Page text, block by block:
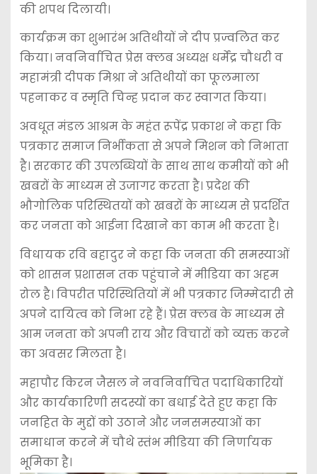
की शपथ दिलायी।
कार्यक्रम का शुभारंभ अतिथीयों ने दीप प्रज्वलित कर
किया। नवनिर्वाचित प्रेस क्लब अध्यक्ष धर्मेंद्र चौधरी व
महामंत्री दीपक मिश्रा ने अतिथीयों का फूलमाला
पहनाकर व स्मृति चिन्ह प्रदान कर स्वागत किया।
अवधूत मंडल आश्रम के महंत रूपेंद्र प्रकाश ने कहा कि
पत्रकार समाज निर्भीकता से अपने मिशन को निभाता
है। सरकार की उपलब्धियों के साथ साथ कमीयों को भी
खबरों के माध्यम से उजागर करता है। प्रदेश की
भौगोलिक परिस्थितयों को खबरों के माध्यम से प्रदर्शित
कर जनता को आईना दिखाने का काम भी करता है।
विधायक रवि बहादुर ने कहा कि जनता की समस्याओं
को शासन प्रशासन तक पहुंचाने में मीडिया का अहम
रोल है। विपरीत परिस्थितियों में भी पत्रकार जिम्मेदारी से
अपने दायित्व को निभा रहे हैं। प्रेस क्लब के माध्यम से
आम जनता को अपनी राय और विचारों को व्यक्त करने
का अवसर मिलता है।
महापौर किरन जैसल ने नवनिर्वाचित पदाधिकारियों
और कार्यकारिणी सदस्यों का बधाई देते हुए कहा कि
जनहित के मुद्दों को उठाने और जनसमस्याओं का
समाधान करने में चौथे स्तंभ मीडिया की निर्णायक
भूमिका है।